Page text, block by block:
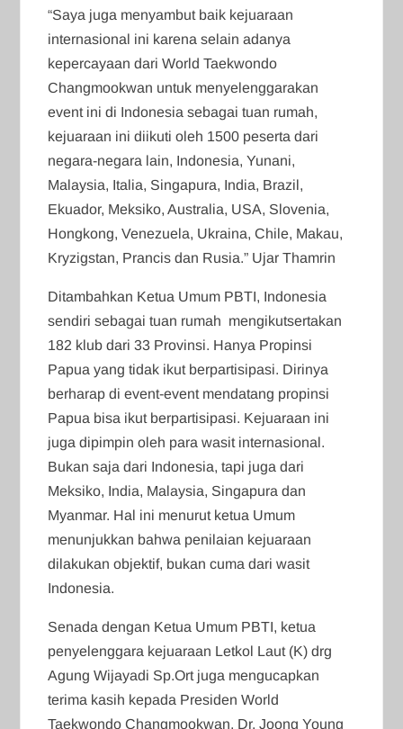
“Saya juga menyambut baik kejuaraan
internasional ini karena selain adanya
kepercayaan dari World Taekwondo
Changmookwan untuk menyelenggarakan
event ini di Indonesia sebagai tuan rumah,
kejuaraan ini diikuti oleh 1500 peserta dari
negara-negara lain, Indonesia, Yunani,
Malaysia, Italia, Singapura, India, Brazil,
Ekuador, Meksiko, Australia, USA, Slovenia,
Hongkong, Venezuela, Ukraina, Chile, Makau,
Kryzigstan, Prancis dan Rusia.” Ujar Thamrin
Ditambahkan Ketua Umum PBTI, Indonesia
sendiri sebagai tuan rumah mengikutsertakan
182 klub dari 33 Provinsi. Hanya Propinsi
Papua yang tidak ikut berpartisipasi. Dirinya
berharap di event-event mendatang propinsi
Papua bisa ikut berpartisipasi. Kejuaraan ini
juga dipimpin oleh para wasit internasional.
Bukan saja dari Indonesia, tapi juga dari
Meksiko, India, Malaysia, Singapura dan
Myanmar. Hal ini menurut ketua Umum
menunjukkan bahwa penilaian kejuaraan
dilakukan objektif, bukan cuma dari wasit
Indonesia.
Senada dengan Ketua Umum PBTI, ketua
penyelenggara kejuaraan Letkol Laut (K) drg
Agung Wijayadi Sp.Ort juga mengucapkan
terima kasih kepada Presiden World
Taekwondo Changmookwan, Dr. Joong Young